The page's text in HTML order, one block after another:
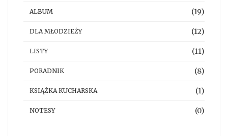
ALBUM (19)
DLA MŁODZIEŻY (12)
LISTY (11)
PORADNIK (8)
KSIĄŻKA KUCHARSKA (1)
NOTESY (0)